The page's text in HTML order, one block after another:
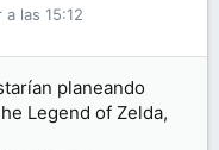
a las 15:12
planeando
Legend of Zelda,